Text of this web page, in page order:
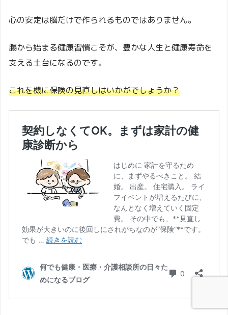
心の安定は脳だけで作られるものではありません。
腸から始まる健康習慣こそが、豊かな人生と健康寿命を
支える土台になるのです。
これを機に保険の見直しはいかがでしょうか？